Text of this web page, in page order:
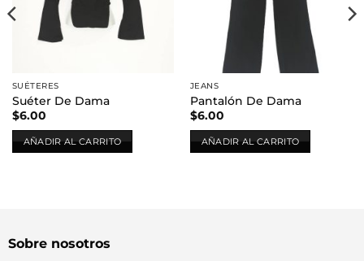
SUÉTERES
Suéter De Dama
$6.00
AÑADIR AL CARRITO
JEANS
Pantalón De Dama
$6.00
AÑADIR AL CARRITO
Sobre nosotros